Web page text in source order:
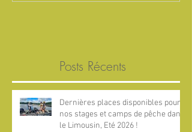
Posts Récents
Dernières places disponibles pour
nos stages et camps de pêche dans
le Limousin, Eté 2026 !